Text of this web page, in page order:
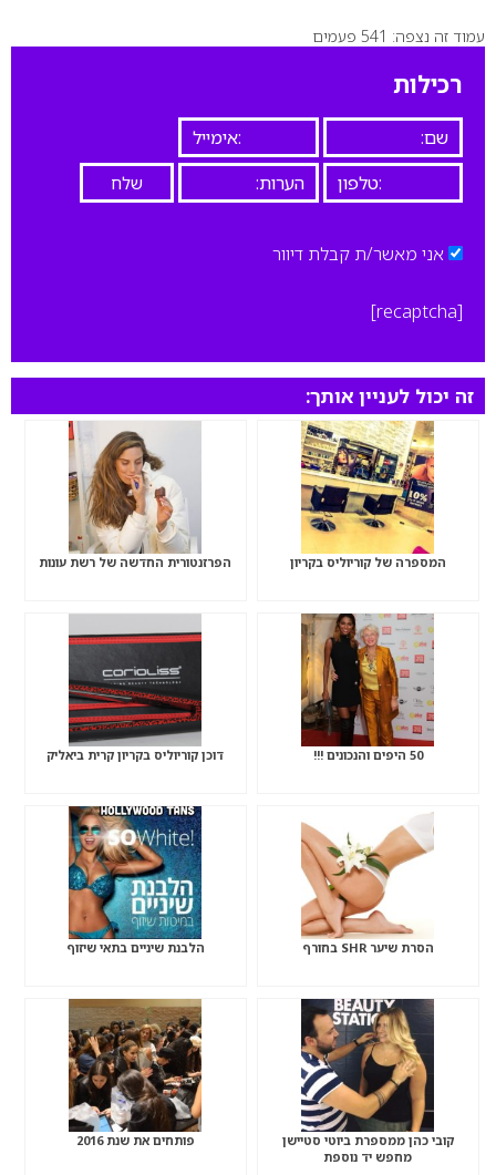
0
עמוד זה נצפה: 541 פעמים
רכילות
אני מאשר/ת קבלת דיוור
[recaptcha]
זה יכול לעניין אותך:
המספרה של קוריוליס בקריון הפרזנטורית החדשה של רשת עונות
50 היפים והנכונים !!! דוכן קוריוליס בקריון קרית ביאליק
הסרת שיער SHR בחורף הלבנת שיניים בתאי שיזוף
קובי כהן ממספרת ביוטי סטיישן
מחפש יד נוספת
פותחים את שנת 2016